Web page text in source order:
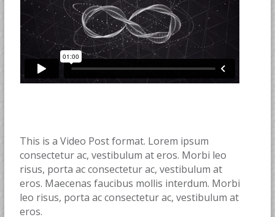
This is a Video Post format. Lorem ipsum
consectetur ac, vestibulum at eros. Morbi leo
risus, porta ac consectetur ac, vestibulum at
eros. Maecenas faucibus mollis interdum. Morbi
leo risus, porta ac consectetur ac, vestibulum at
eros.